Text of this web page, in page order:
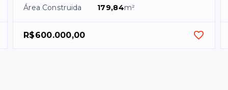
Área Construida
179,84m²
R$600.000,00